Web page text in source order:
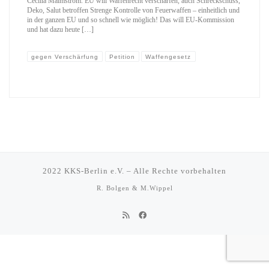
Deko, Salut betroffen Strenge Kontrolle von Feuerwaffen – einheitlich und
in der ganzen EU und so schnell wie möglich! Das will EU-Kommission
und hat dazu heute […]
gegen Verschärfung Petition Waffengesetz
2022 KKS-Berlin e.V. – Alle Rechte vorbehalten
R. Bolgen & M.Wippel